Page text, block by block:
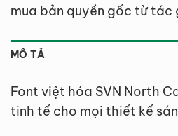
mua bản quyền gốc từ tác
MÔ TẢ
Font việt hóa SVN North
tinh tế cho mọi thiết kế